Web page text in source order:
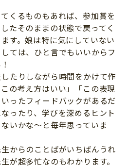
くるものもあれば、参加賞を
たそのままの状態で戻ってく
す。娘は特に気にしていない
ては、ひと言でもいいからフ
たりしながら時間をかけて作
の考え方はいい」「この表現
ったフィードバックがあるだ
ったり、学びを深めるヒント
いかな〜と毎年思っていま
からのことばがいちばんうれ
が超多忙なのもわかります。